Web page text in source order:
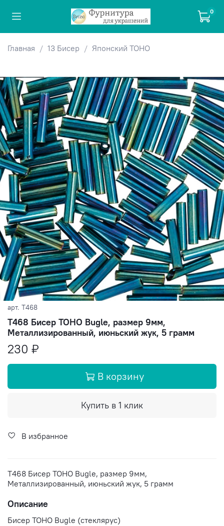
0
Главная 13 Бисер Японский TOHO
арт. T468
T468 Бисер TOHO Bugle, размер 9мм,
Металлизированный, июньский жук, 5 грамм
230 ₽
В корзину
Купить в 1 клик
В избранное
T468 Бисер TOHO Bugle, размер 9мм,
Металлизированный, июньский жук, 5 грамм
Описание
Бисер TOHO Bugle (стеклярус)